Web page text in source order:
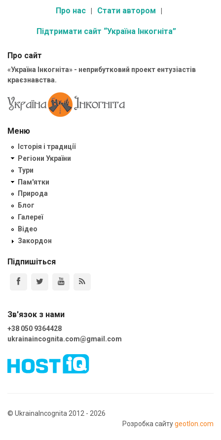
Про нас Стати автором
Підтримати сайт “Україна Інкогніта”
Про сайт
«Україна Інкогніта» - неприбутковий проект ентузіастів
краєзнавства.
Меню
Історія і традиції
Регіони України
Тури
Пам'ятки
Природа
Блог
Галереї
Відео
Закордон
Підпишіться
Зв'язок з нами
+38 050 9364428
ukrainaincognita.com@gmail.com
© UkrainaIncognita 2012 - 2026
Розробка сайтуgeotlon.com